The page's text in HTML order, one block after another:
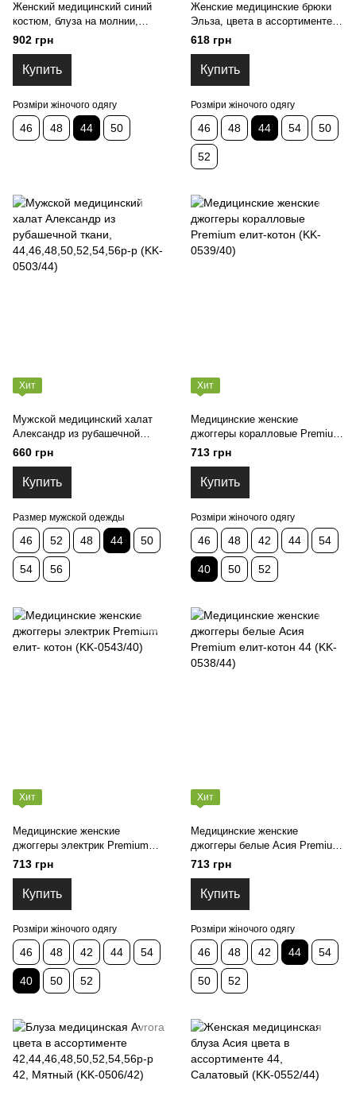
Женский медицинский синий
костюм, блуза на молнии,
брюки джоггеры 44,46,48,50 р-р
(Ж мед костюм_синій_44)
902 грн
Купить
Розміри жіночого одягу
46 48 44 50
Женские медицинские брюки
Эльза, цвета в ассортименте,
44-54 р-р (KK-0575/44)
618 грн
Купить
Розміри жіночого одягу
46 48 44 54 50
52
Хит
Мужской медицинский халат
Александр из рубашечной
ткани, 44,46,48,50,52,54,56р-р
(KK-0503/44)
660 грн
Купить
Размер мужской одежды
46 52 48 44 50
54 56
Хит
Медицинские женские
джоггеры коралловые Premium
елит-котон (KK-0539/40)
713 грн
Купить
Розміри жіночого одягу
46 48 42 44 54
40 50 52
Хит
Медицинские женские
джоггеры электрик Premium
елит- котон (KK-0543/40)
713 грн
Купить
Розміри жіночого одягу
46 48 42 44 54
40 50 52
Хит
Медицинские женские
джоггеры белые Асия Premium
елит-котон 44 (KK-0538/44)
713 грн
Купить
Розміри жіночого одягу
46 48 42 44 54
50 52